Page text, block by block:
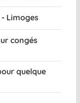
Limoges
congés
quelque